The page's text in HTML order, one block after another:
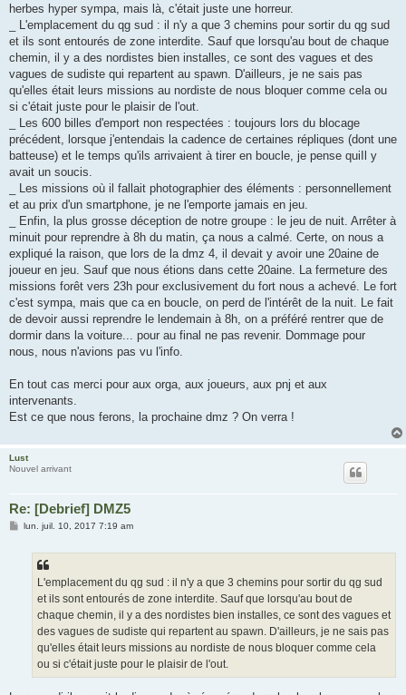
herbes hyper sympa, mais là, c'était juste une horreur.
_ L'emplacement du qg sud : il n'y a que 3 chemins pour sortir du qg sud
et ils sont entourés de zone interdite. Sauf que lorsqu'au bout de chaque
chemin, il y a des nordistes bien installes, ce sont des vagues et des
vagues de sudiste qui repartent au spawn. D'ailleurs, je ne sais pas
qu'elles était leurs missions au nordiste de nous bloquer comme cela ou
si c'était juste pour le plaisir de l'out.
_ Les 600 billes d'emport non respectées : toujours lors du blocage
précédent, lorsque j'entendais la cadence de certaines répliques (dont une
batteuse) et le temps qu'ils arrivaient à tirer en boucle, je pense quiIl y
avait un soucis.
_ Les missions où il fallait photographier des éléments : personnellement
et au prix d'un smartphone, je ne l'emporte jamais en jeu.
_ Enfin, la plus grosse déception de notre groupe : le jeu de nuit. Arrêter à
minuit pour reprendre à 8h du matin, ça nous a calmé. Certe, on nous a
expliqué la raison, que lors de la dmz 4, il devait y avoir une 20aine de
joueur en jeu. Sauf que nous étions dans cette 20aine. La fermeture des
missions forêt vers 23h pour exclusivement du fort nous a achevé. Le fort
c'est sympa, mais que ca en boucle, on perd de l'intérêt de la nuit. Le fait
de devoir aussi reprendre le lendemain à 8h, on a préféré rentrer que de
dormir dans la voiture... pour au final ne pas revenir. Dommage pour
nous, nous n'avions pas vu l'info.
En tout cas merci pour aux orga, aux joueurs, aux pnj et aux
intervenants.
Est ce que nous ferons, la prochaine dmz ? On verra !
Lust
Nouvel arrivant
Re: [Debrief] DMZ5
Mlun. juil. 10, 2017 7:19 am
L'emplacement du qg sud : il n'y a que 3 chemins pour sortir du qg sud
et ils sont entourés de zone interdite. Sauf que lorsqu'au bout de
chaque chemin, il y a des nordistes bien installes, ce sont des vagues et
des vagues de sudiste qui repartent au spawn. D'ailleurs, je ne sais pas
qu'elles était leurs missions au nordiste de nous bloquer comme cela
ou si c'était juste pour le plaisir de l'out.